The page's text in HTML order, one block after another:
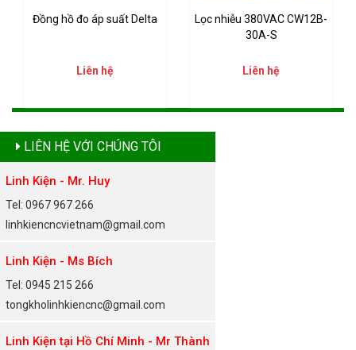
Đồng hồ đo áp suất Delta
Liên hệ
Lọc nhiễu 380VAC CW12B-
30A-S
Liên hệ
LIÊN HỆ VỚI CHÚNG TÔI
Linh Kiện - Mr. Huy
Tel: 0967 967 266
linhkiencncvietnam@gmail.com
Linh Kiện - Ms Bích
Tel: 0945 215 266
tongkholinhkiencnc@gmail.com
Linh Kiện tại Hồ Chí Minh - Mr Thành